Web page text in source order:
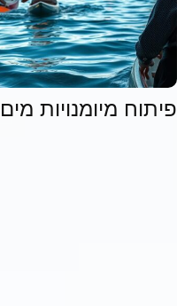
פיתוח מיומנויות מים